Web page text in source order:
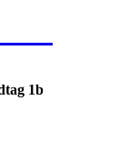
1b